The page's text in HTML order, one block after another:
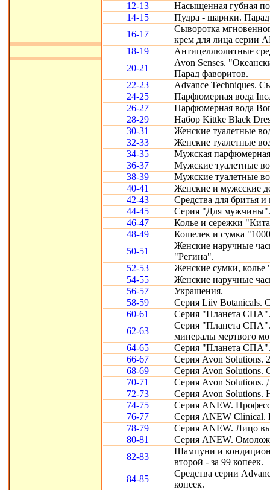
12-13
Насыщенная губная
14-15
Пудра - шарики.
16-17
Сыворотка
крем для лица серии
18-19
Антицеллюлитные
20-21
Avon Senses.
Парад фаворитов.
22-23
Advance Techniques.
24-25
Парфюмерная вода
26-27
Парфюмерная вода
28-29
Набор Kittke Black
30-31
Женские туалетные
32-33
Женские туалетные
34-35
Мужская парфюмерная
36-37
Мужские туалетные
38-39
Мужские туалетные
40-41
Женские и мужсские
42-43
Средства для бритья
44-45
Серия "Для мужчины".
46-47
Колье и сережки
48-49
Кошелек и сумка
50-51
Женские наручные
"Регина".
52-53
Женские сумки, колье
54-55
Женские наручные
56-57
Украшения.
58-59
Серия Liiv Botanicals.
60-61
Серия "Планета СПА".
62-63
Серия "Планета СПА".
минералы мертвого
64-65
Серия "Планета
66-67
Серия Avon Solutions.
68-69
Серия Avon Solutions.
70-71
Серия Avon Solutions.
72-73
Серия Avon Solutions.
74-75
Серия ANEW.
76-77
Серия ANEW Clinical.
78-79
Серия ANEW. Лицо
80-81
Серия ANEW.
82-83
Шампуни и
второй - за 99 копеек.
84-85
Средства серии
копеек.